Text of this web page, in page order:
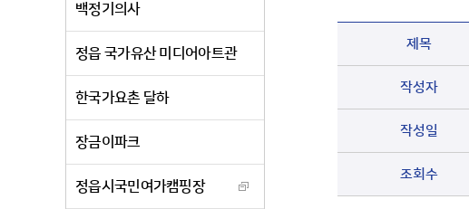
백정기의사
정읍 국가유산 미디어아트관
한국가요촌 달하
장금이파크
정읍시국민여가캠핑장
제목
작성자
작성일
조회수